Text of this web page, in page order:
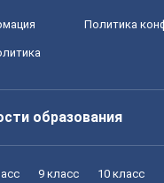
Политика
образования
9 класс 10 класс